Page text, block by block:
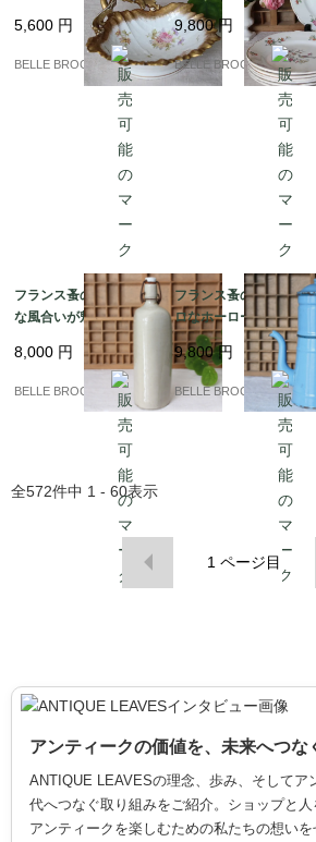
ル付 Maison Barbier｜
フランス発送（到着ま
で2-3週間）
5,600 円
BELLE BROCANTE
MINES お皿7枚｜フラ
ンス発送（到着まで2-3
週間）
9,800円
BELLE BROCANTE
フランス蚤の市★素朴
な風合いが魅力のアン
ティーク陶器瓶｜フラ
ンス発送（到着まで2-3
8,000 円
BELLE BROCANTE
フランス蚤の市★レト
ロなホーローコーヒー
ポット【シャビーシッ
クなブルー】｜フラン
ス発送（到着まで2-3週
間）
9,800円
BELLE BROCANTE
全572件中 1 - 60表示
1 ページ目
アンティークの価値を、未来へつな
ANTIQUE LEAVESの理念、歩み、そしてア
代へつなぐ取り組みをご紹介。ショップと
アンティークを楽しむための私たちの想いを